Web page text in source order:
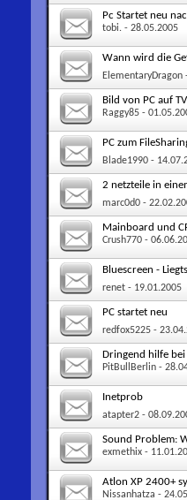
Pc Startet neu
tobi. - 28.05.2005
Wann wird die
ElementaryDragon
Bild von PC auf TV
Raggy85 -
PC zum
Blade1990 -
2 netzteile in
marc0d0 -
Mainboard und
Crush770 -
Bluescreen -
renet - 19.01.2005
PC startet neu
redfox5225 -
Dringend hilfe
PitBullBerlin -
Inetprob
atapter2 -
Sound Problem:
exmethix -
Atlon XP 2400+
Nissanhatza -